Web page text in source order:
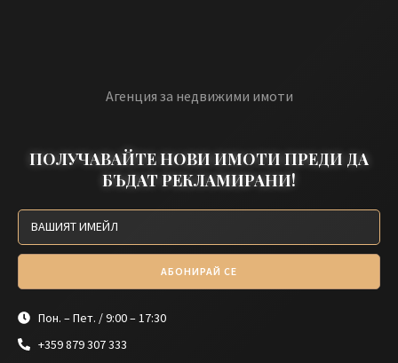
Агенция за недвижими имоти
ПОЛУЧАВАЙТЕ НОВИ ИМОТИ ПРЕДИ ДА
БЪДАТ РЕКЛАМИРАНИ!
АБОНИРАЙ СЕ
Пон. – Пет. / 9:00 – 17:30
+359 879 307 333